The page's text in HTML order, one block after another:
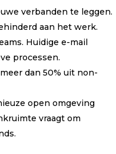
verbanden te leggen.
aan het werk.
Huidige e-mail
processen.
dan 50% uit non-
open omgeving
vraagt om